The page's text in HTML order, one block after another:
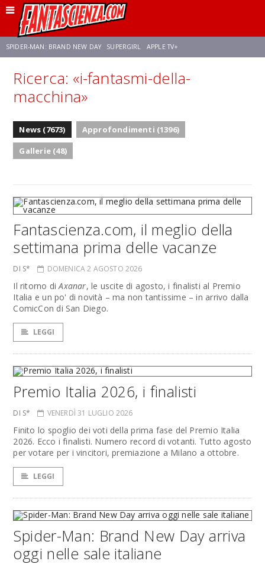
SPIDER-MAN: BRAND NEW DAY SUPERGIRL APPLE TV+
FRANCO RICCIARDIELLO ZENDAYA STAR TREK AVENGERS: DOOMSDAY
NETFLIX SADIE SINK CELIA ROSE GOODING
Ricerca: «i-fantasmi-della-
macchina»
News (7673)
Approfondimenti (1396)
Gallerie (48)
Fantascienza.com, il meglio della
settimana prima delle vacanze
DI S* DOMENICA 2 AGOSTO 2026
Il ritorno diAxanar, le uscite di agosto, i finalisti al Premio
Italia e un po' di novità – ma non tantissime – in arrivo dalla
ComicCon di San Diego.
LEGGI
Premio Italia 2026, i finalisti
DI S* VENERDÌ 31 LUGLIO 2026
Finito lo spoglio dei voti della prima fase del Premio Italia
2026. Ecco i finalisti. Numero record di votanti. Tutto agosto
per votare per i vincitori, premiazione a Milano a ottobre.
LEGGI
Spider-Man: Brand New Day arriva
oggi nelle sale italiane